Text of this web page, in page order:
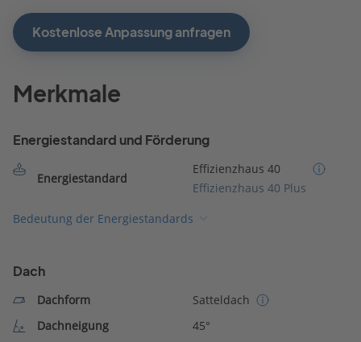
Kostenlose Anpassung anfragen
Merkmale
Energiestandard und Förderung
Energiestandard
Effizienzhaus 40
Effizienzhaus 40 Plus
Bedeutung der Energiestandards
Dach
Dachform
Satteldach
Dachneigung
45°